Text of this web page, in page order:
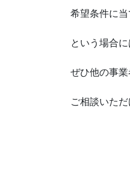
希望条件に
という場合に
ぜひ他の事業
ご相談いただ